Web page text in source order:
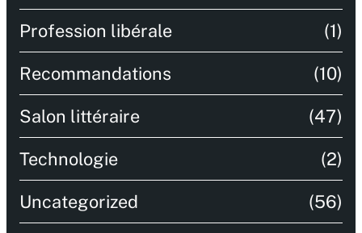
Profession libérale (1)
Recommandations (10)
Salon littéraire (47)
Technologie (2)
Uncategorized (56)